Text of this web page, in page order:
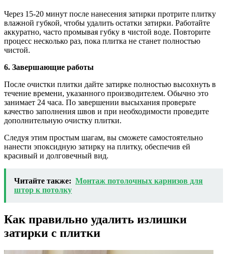
Через 15-20 минут после нанесения затирки протрите плитку
влажной губкой, чтобы удалить остатки затирки. Работайте
аккуратно, часто промывая губку в чистой воде. Повторите
процесс несколько раз, пока плитка не станет полностью
чистой.
6. Завершающие работы
После очистки плитки дайте затирке полностью высохнуть в
течение времени, указанного производителем. Обычно это
занимает 24 часа. По завершении высыхания проверьте
качество заполнения швов и при необходимости проведите
дополнительную очистку плитки.
Следуя этим простым шагам, вы сможете самостоятельно
нанести эпоксидную затирку на плитку, обеспечив ей
красивый и долговечный вид.
Читайте также: Монтаж потолочных карнизов для
штор к потолку
Как правильно удалить излишки
затирки с плитки